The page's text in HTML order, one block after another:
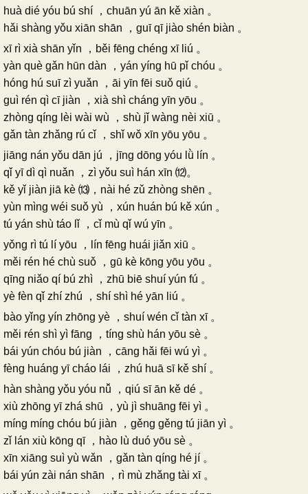
huà dié yóu bú shí ，chuān yú ān kě xiàn 。
hǎi shàng yǒu xiān shān ，guī qī jiào shén biàn 。
xī rì xià shān yǐn ，běi fēng chéng xī liú 。
yàn què gǎn hūn dàn ，yán yíng hū pǐ chóu 。
hóng hú suī zì yuǎn ，āi yīn fēi suǒ qiú 。
guì rén qì cī jiàn ，xià shì cháng yīn yōu 。
zhòng qíng lèi wài wù ，shù jǐ wàng nèi xiū 。
gǎn tàn zhǎng rú cǐ ，shǐ wǒ xīn yōu yōu 。
jiāng nán yǒu dān jú ，jīng dōng yóu lǜ lín 。
qǐ yī dì qì nuǎn ，zì yǒu suì hán xīn ⑿。
kě yǐ jiàn jiā kè ⒀，nài hé zǔ zhòng shēn 。
yùn mìng wéi suǒ yù ，xún huán bú kě xún 。
tú yán shù táo lǐ ，cǐ mù qǐ wú yīn 。
yǒng rì tú lí yōu ，lín fēng huái jiǎn xiū 。
měi rén hé chù suǒ ，gū kè kōng yōu yōu 。
qīng niǎo qí bú zhì ，zhū biē shuí yún fú 。
yè fèn qǐ zhí zhú ，shí shì hé yān liú 。
bào yǐng yín zhōng yè ，shuí wén cǐ tàn xī 。
měi rén shì yì fāng ，tíng shù hán yōu sè 。
bái yún chóu bú jiàn ，cāng hǎi fēi wú yì 。
fèng huáng yī cháo lái ，zhú huā sī kě shí 。
hàn shàng yǒu yóu nǚ ，qiú sī ān kě dé 。
xiù zhōng yī zhá shū ，yù jì shuāng fēi yì 。
míng míng chóu bú jiàn ，gěng gěng tú jiān yì 。
zǐ lán xiù kōng qī ，hào lù duó yōu sè 。
xīn xiāng suì yù wǎn ，gǎn tàn qíng hé jí 。
bái yún zài nán shān ，rì mù zhǎng tài xī 。